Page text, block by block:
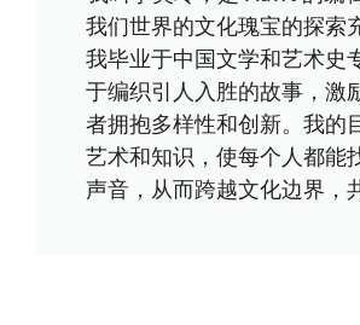
我们世界的文化瑰宝的探索
我毕业于中国文学和艺术史
于编织引人入胜的故事，激
者拥抱多样性和创新。我的
艺术和知识，使每个人都能
声音，从而跨越文化边界，